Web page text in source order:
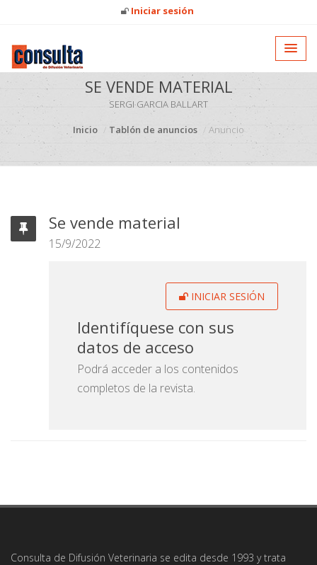
Iniciar sesión
SE VENDE MATERIAL
SERGI GARCIA BALLART
Inicio
Tablón de anuncios Anuncio
Se vende material
15/9/2022
INICIAR SESIÓN
Identifíquese con sus
datos de acceso
Podrá acceder a los contenidos
completos de la revista.
Consulta de Difusión Veterinaria se edita desde 1993 y trata